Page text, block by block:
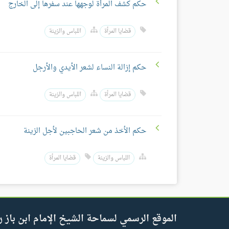
حكم كشف المرأة لوجهها عند سفرها إلى الخارج
قضايا المرأة اللباس والزينة
حكم إزالة النساء لشعر الأيدي والأرجل
قضايا المرأة اللباس والزينة
حكم الأخذ من شعر الحاجبين لأجل الزينة
اللباس والزينة قضايا المرأة
الموقع الرسمي لسماحة الشيخ الإمام ابن باز